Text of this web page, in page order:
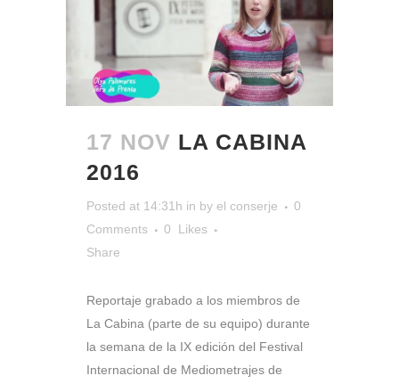
17 NOV LA CABINA
2016
Posted at 14:31h in by el conserje
0
Comments
0
Likes
Share
Reportaje grabado a los miembros de
La Cabina (parte de su equipo) durante
la semana de la IX edición del Festival
Internacional de Mediometrajes de